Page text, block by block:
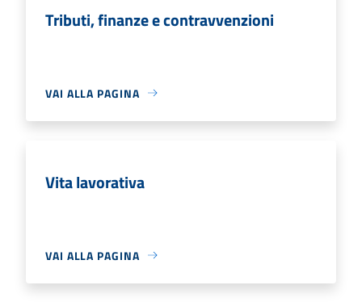
Tributi, finanze e contravvenzioni
VAI ALLA PAGINA
Vita lavorativa
VAI ALLA PAGINA